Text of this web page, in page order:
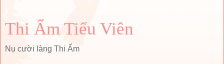
Thi Ẩm Tiếu Viên
Nụ cười làng Thi Ẩm